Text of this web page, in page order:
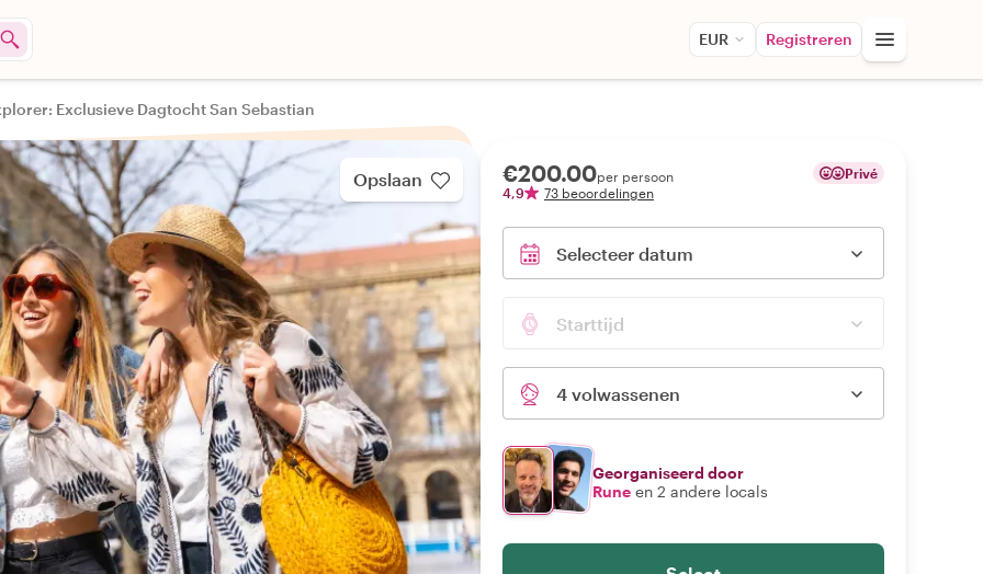
EUR Registreren
Exclusieve Dagtocht San Sebastian
Opslaan €200.00per persoon
4,9
73 beoordelingen
Privé
Selecteer datum
Starttijd
4 volwassenen
Georganiseerd door
Rune en 2 andere locals